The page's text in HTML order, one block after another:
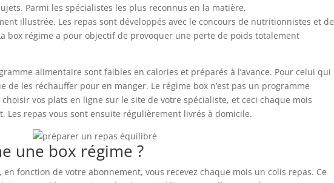
Parmi les spécialistes les plus reconnus en la matière,
illustrée. Les repas sont développés avec le concours de nutritionnistes et de
box régime a pour objectif de provoquer une perte de poids totalement
alimentaire sont faibles en calories et préparés à l’avance. Pour celui qui
les réchauffer pour en manger. Le régime box n’est pas un programme
vos plats en ligne sur le site de votre spécialiste, et ceci chaque mois
Les repas vous sont ensuite régulièrement livrés à domicile.
une box régime ?
fonction de votre abonnement, vous recevez chaque mois un colis repas. Ce